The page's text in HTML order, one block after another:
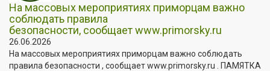
На массовых мероприятиях приморцам важно
соблюдать правила
безопасности, сообщает www.primorsky.ru
26.06.2026
На массовых мероприятиях приморцам важно соблюдать
правила безопасности , сообщает www.primorsky.ru . ПАМЯТКА